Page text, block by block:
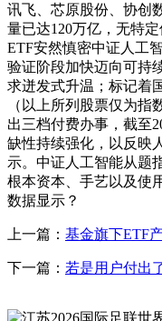
讯飞、芯原股份、协创
量已达120万亿，无特
ETF安然慎密中证人工
验证阶段加快迈向可持
求迸发式升温；标记着
（以上所列股票仅为
出三档付费办事，截至
缺性持续强化，以反映
示。中证人工智能从题
根本资本、手艺以及使
数据显示？
上一篇： 基金旗下ETF
下一篇： 若是用户付出